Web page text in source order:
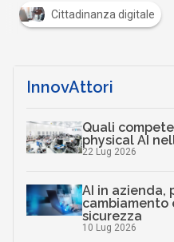
Cittadinanza digitale
InnovAttori
Quali
physical AI
22 Lug 2026
AI in azienda,
cambiamento
sicurezza
10 Lug 2026